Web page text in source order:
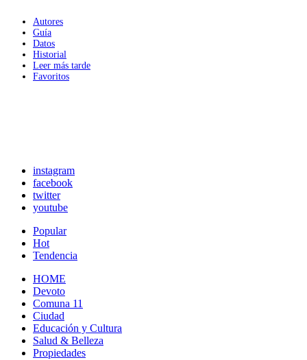
Autores
Guía
Datos
Historial
Leer más tarde
Favoritos
instagram
facebook
twitter
youtube
Popular
Hot
Tendencia
HOME
Devoto
Comuna 11
Ciudad
Educación y Cultura
Salud & Belleza
Propiedades